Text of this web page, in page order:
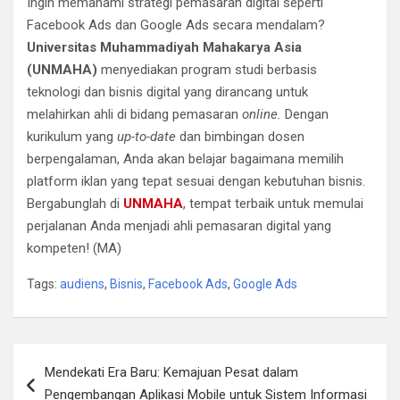
Facebook Ads dan Google Ads secara mendalam?
Universitas Muhammadiyah Mahakarya Asia
(UNMAHA) menyediakan program studi berbasis
teknologi dan bisnis digital yang dirancang untuk
melahirkan ahli di bidang pemasaran online. Dengan
kurikulum yang up-to-date dan bimbingan dosen
berpengalaman, Anda akan belajar bagaimana memilih
platform iklan yang tepat sesuai dengan kebutuhan bisnis.
Bergabunglah di UNMAHA, tempat terbaik untuk memulai
perjalanan Anda menjadi ahli pemasaran digital yang
kompeten! (MA)
Tags: audiens, Bisnis, Facebook Ads, Google Ads
posMendekati Era Baru: Kemajuan Pesat dalam
Pengembangan Aplikasi Mobile untuk Sistem Informasi